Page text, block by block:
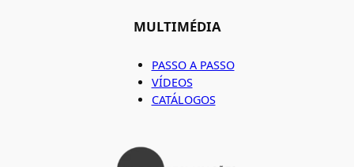
MULTIMÉDIA
PASSO A PASSO
VÍDEOS
CATÁLOGOS